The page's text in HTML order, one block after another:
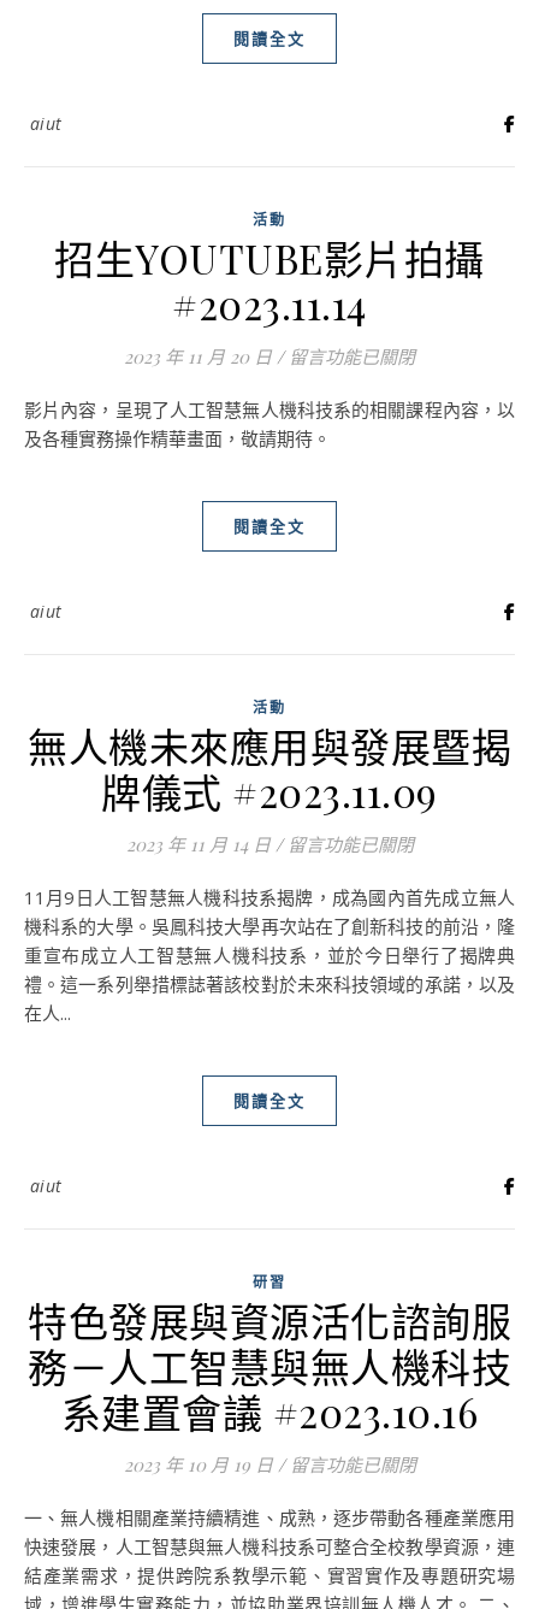
閱讀全文
aiut
活動
招生YOUTUBE影片拍攝
#2023.11.14
2023 年 11 月 20 日 / 在〈招生YOUTUBE影片拍攝
留言功能已關閉
影片內容，呈現了人工智慧無人機科技系的相關課程內容，以
及各種實務操作精華畫面，敬請期待。
閱讀全文
aiut
活動
無人機未來應用與發展暨揭
牌儀式 #2023.11.09
2023 年 11 月 14 日 / 在〈無人機未來應用與發展暨
留言功能已關閉
11月9日人工智慧無人機科技系揭牌，成為國內首先成立無人
機科系的大學。吳鳳科技大學再次站在了創新科技的前沿，隆
重宣布成立人工智慧無人機科技系，並於今日舉行了揭牌典
禮。這一系列舉措標誌著該校對於未來科技領域的承諾，以及
在人...
閱讀全文
aiut
研習
特色發展與資源活化諮詢服
務－人工智慧與無人機科技
系建置會議 #2023.10.16
2023 年 10 月 19 日 / 在〈特色發展與資源活化諮詢
留言功能已關閉
一、無人機相關產業持續精進、成熟，逐步帶動各種產業應用
快速發展，人工智慧與無人機科技系可整合全校教學資源，連
結產業需求，提供跨院系教學示範、實習實作及專題研究場
域，增進學生實務能力，並協助業界培訓無人機人才。 二、